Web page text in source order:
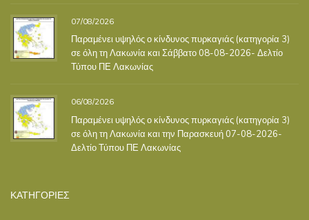
07/08/2026
Παραμένει υψηλός ο κίνδυνος πυρκαγιάς (κατηγορία 3)
σε όλη τη Λακωνία και Σάββατο 08-08-2026- Δελτίο
Τύπου ΠΕ Λακωνίας
06/08/2026
Παραμένει υψηλός ο κίνδυνος πυρκαγιάς (κατηγορία 3)
σε όλη τη Λακωνία και την Παρασκευή 07-08-2026-
Δελτίο Τύπου ΠΕ Λακωνίας
ΚΑΤΗΓΟΡΙΕΣ